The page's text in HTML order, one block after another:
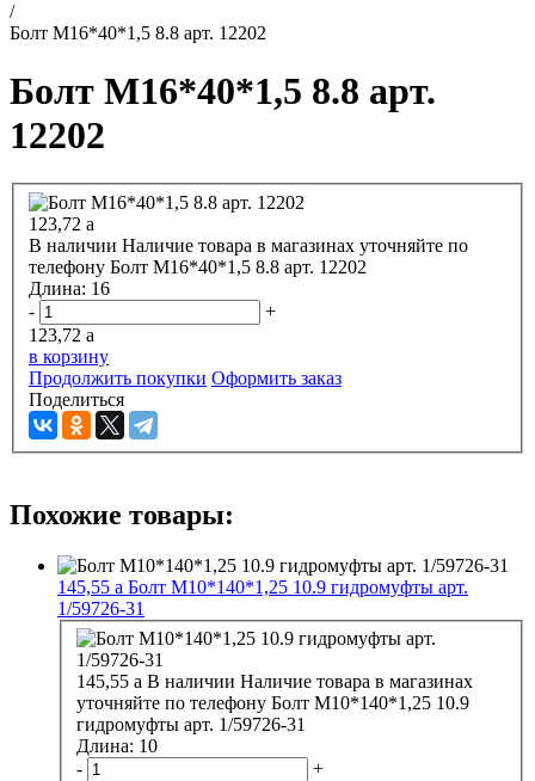
/
Болт М16*40*1,5 8.8 арт. 12202
Болт М16*40*1,5 8.8 арт.
12202
123,72 a
В наличии Наличие товара в магазинах уточняйте по
телефону
Болт М16*40*1,5 8.8 арт. 12202
Длина: 16
-
+
123,72 a
в корзину
Продолжить покупки Оформить заказ
Поделиться
Похожие товары:
145,55 a Болт М10*140*1,25 10.9 гидромуфты арт.
1/59726-31
145,55 a В наличии Наличие товара в магазинах
уточняйте по телефону Болт М10*140*1,25 10.9
гидромуфты арт. 1/59726-31
Длина: 10
-
+